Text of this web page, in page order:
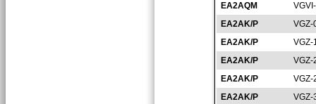
EA2AQM
EA2AK/P
VGZ-
EA2AK/P
VGZ-
EA2AK/P
VGZ-
EA2AK/P
VGZ-
EA2AK/P
VGZ-